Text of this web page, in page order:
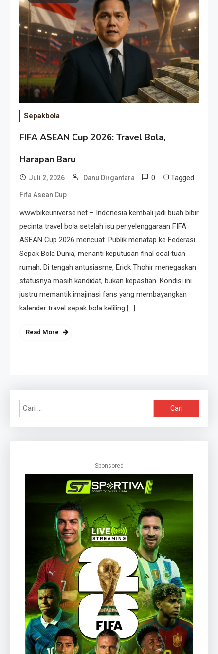
Event Besar
Sepakbola
FIFA ASEAN Cup 2026: Travel Bola,
Harapan Baru
Juli 2, 2026 Danu Dirgantara 0 Tagged
Fifa Asean Cup
www.bikeuniverse.net – Indonesia kembali jadi buah bibir
pecinta travel bola setelah isu penyelenggaraan FIFA
ASEAN Cup 2026 mencuat. Publik menatap ke Federasi
Sepak Bola Dunia, menanti keputusan final soal tuan
rumah. Di tengah antusiasme, Erick Thohir menegaskan
statusnya masih kandidat, bukan kepastian. Kondisi ini
justru memantik imajinasi fans yang membayangkan
kalender travel sepak bola keliling […]
Read More
untuk:
Sponsored